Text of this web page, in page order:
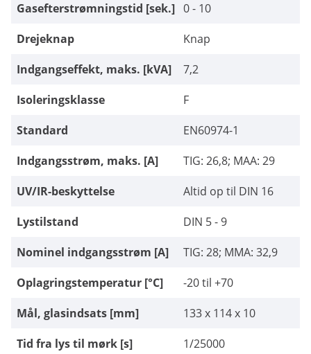
Gasefterstrømningstid [sek.] 0 - 10
Drejeknap
Knap
Indgangseffekt, maks. [kVA]
7,2
Isoleringsklasse
F
Standard
EN60974-1
Indgangsstrøm, maks. [A]
TIG: 26,8; MAA: 29
UV/IR-beskyttelse
Altid op til DIN 16
Lystilstand
DIN 5 - 9
Nominel indgangsstrøm [A]
TIG: 28; MMA: 32,9
Oplagringstemperatur [°C]
-20 til +70
Mål, glasindsats [mm]
133 x 114 x 10
Tid fra lys til mørk [s]
1/25000